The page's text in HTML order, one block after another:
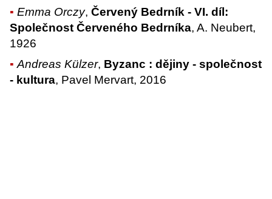
Emma Orczy,Červený Bedrník - VI. díl:
Společnost Červeného Bedrníka, A. Neubert,
1926
Andreas Külzer, Byzanc : dějiny - společnost
- kultura, Pavel Mervart, 2016